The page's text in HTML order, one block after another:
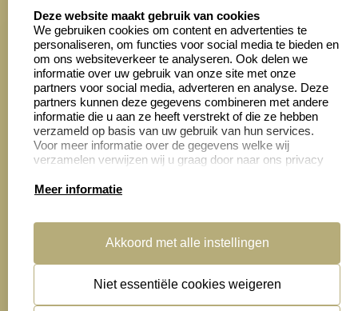
4028 beoordelingen
Zakelijk:
Aanvraag op maat
Cadeaubonnen
Klantenservice:
Contact opnemen
Veelgestelde vragen
Retourneren
handleidingen
Deze website maakt gebruik van cookies
We gebruiken cookies om content en advertenties te
personaliseren, om functies voor social media te bieden en
om ons websiteverkeer te analyseren. Ook delen we
informatie over uw gebruik van onze site met onze
partners voor social media, adverteren en analyse. Deze
partners kunnen deze gegevens combineren met andere
informatie die u aan ze heeft verstrekt of die ze hebben
verzameld op basis van uw gebruik van hun services.
Voor meer informatie over de gegevens welke wij
verzamelen verwijzen wij u graag door naar ons privacy
Meer informatie
Akkoord met alle instellingen
Niet essentiële cookies weigeren